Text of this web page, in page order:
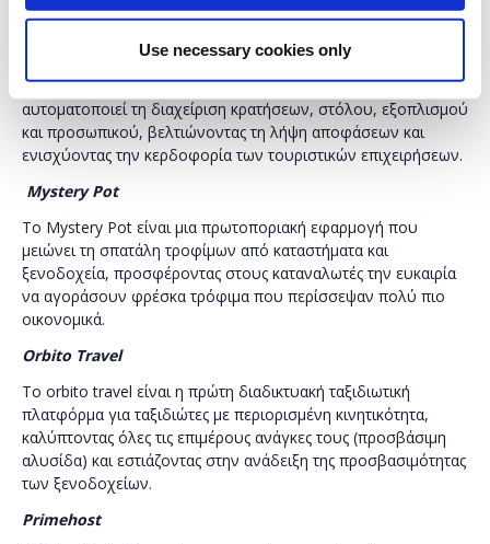
Use necessary cookies only
αναπτύσσει το πρώτο αυτόνομο σύστημα
διαχείρισης κρατήσεων για εκδρομές, δραστηριότητες και
υπηρεσίες μεταφορών. Με τη χρήση τεχνητής νοημοσύνης,
αυτοματοποιεί τη διαχείριση κρατήσεων, στόλου, εξοπλισμού
και προσωπικού, βελτιώνοντας τη λήψη αποφάσεων και
ενισχύοντας την κερδοφορία των τουριστικών επιχειρήσεων.
Mystery Pot
To Mystery Pot είναι μια πρωτοποριακή εφαρμογή που
μειώνει τη σπατάλη τροφίμων από καταστήματα και
ξενοδοχεία, προσφέροντας στους καταναλωτές την ευκαιρία
να αγοράσουν φρέσκα τρόφιμα που περίσσεψαν πολύ πιο
οικονομικά.
Orbito Travel
Το orbito travel είναι η πρώτη διαδικτυακή ταξιδιωτική
πλατφόρμα για ταξιδιώτες με περιορισμένη κινητικότητα,
καλύπτοντας όλες τις επιμέρους ανάγκες τους (προσβάσιμη
αλυσίδα) και εστιάζοντας στην ανάδειξη της προσβασιμότητας
των ξενοδοχείων.
Primehost